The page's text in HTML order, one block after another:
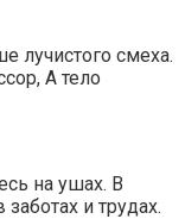
лучистого смеха.
А тело
на ушах. В
и трудах.